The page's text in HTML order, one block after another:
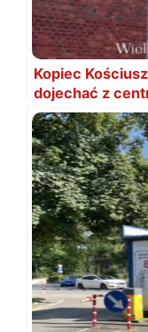
Kopiec
dojechać z